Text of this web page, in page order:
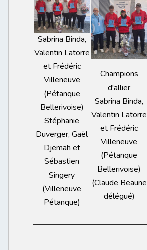
Sabrina Binda,
Valentin Latorre
et Frédéric
Villeneuve
(Pétanque
Bellerivoise)
Stéphanie
Duverger, Gaël
Djemah et
Sébastien
Singery
(Villeneuve
Pétanque)
Champions
d'allier
Sabrina Binda,
Valentin Latorre
et Frédéric
Villeneuve
(Pétanque
Bellerivoise)
(Claude Beaune
délégué)